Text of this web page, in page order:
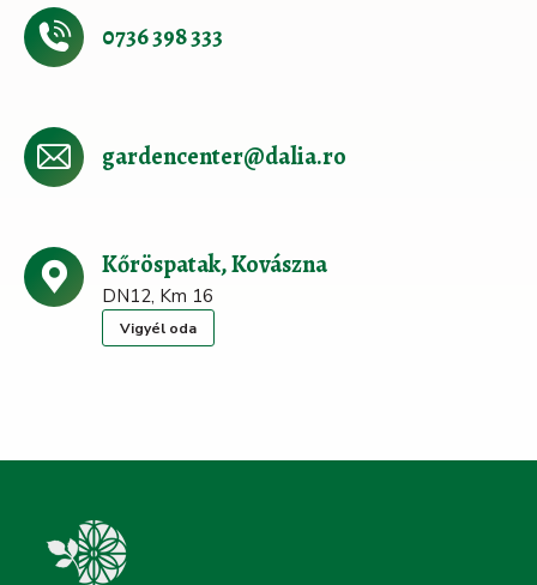
0736 398 333
gardencenter@dalia.ro
Kőröspatak, Kovászna
DN12, Km 16
Vigyél oda